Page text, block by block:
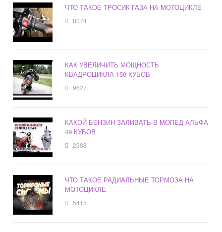
ЧТО ТАКОЕ ТРОСИК ГАЗА НА МОТОЦИКЛЕ
8074
КАК УВЕЛИЧИТЬ МОЩНОСТЬ
КВАДРОЦИКЛА 150 КУБОВ
9627
КАКОЙ БЕНЗИН ЗАЛИВАТЬ В МОПЕД АЛЬФА
49 КУБОВ
2383
ЧТО ТАКОЕ РАДИАЛЬНЫЕ ТОРМОЗА НА
МОТОЦИКЛЕ
5415